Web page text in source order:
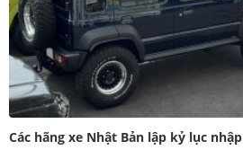
Các hãng xe Nhật Bản lập kỷ lục